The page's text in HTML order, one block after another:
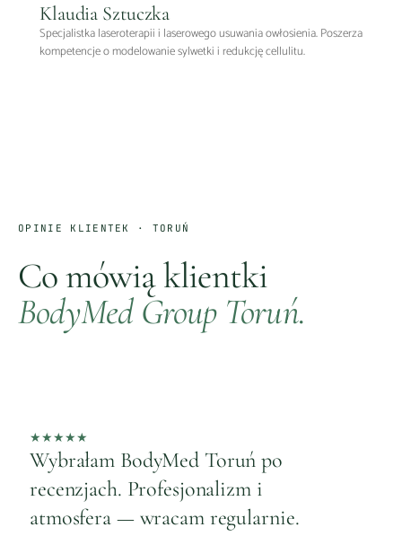
Klaudia Sztuczka
Specjalistka laseroterapii i laserowego usuwania owłosienia. Poszerza
kompetencje o modelowanie sylwetki i redukcję cellulitu.
OPINIE KLIENTEK · TORUŃ
Co mówią klientki
BodyMed Group Toruń.
★★★★★
Wybrałam BodyMed Toruń po
recenzjach. Profesjonalizm i
atmosfera — wracam regularnie.